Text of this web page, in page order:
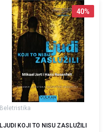
40%
Beletristika
LJUDI KOJI TO NISU ZASLUŽILI